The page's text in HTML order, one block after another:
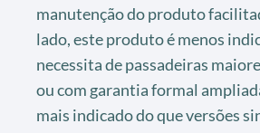
manutenção do produto
lado, este produto é menos
necessita de passadeiras
ou com garantia formal
mais indicado do que versões